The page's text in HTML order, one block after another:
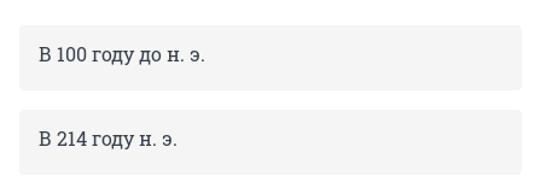
В 100 году до н. э.
В 214 году н. э.